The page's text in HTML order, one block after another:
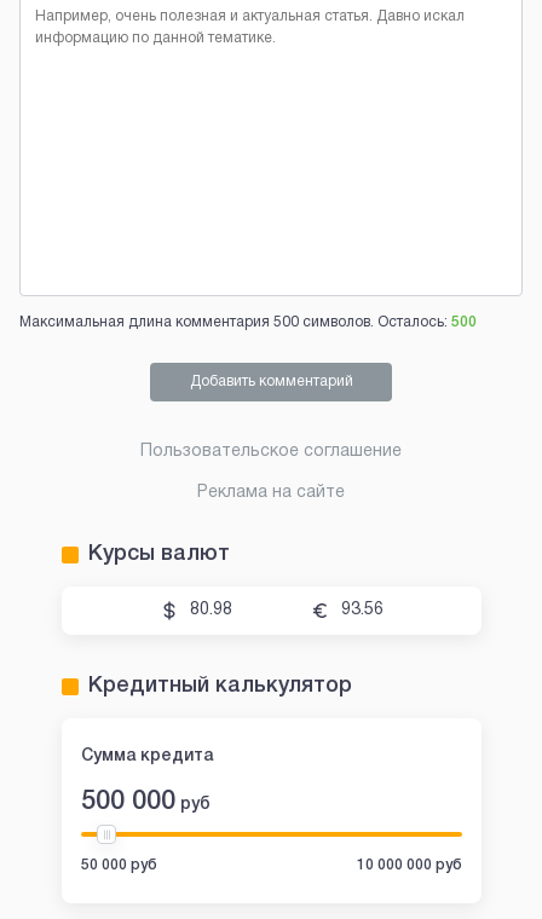
Максимальная длина комментария 500 символов. Осталось: 500
Добавить комментарий
Пользовательское соглашение
Реклама на сайте
Курсы валют
80.98 93.56
Кредитный калькулятор
Сумма кредита
500 000 руб
50 000 руб 10 000 000 руб